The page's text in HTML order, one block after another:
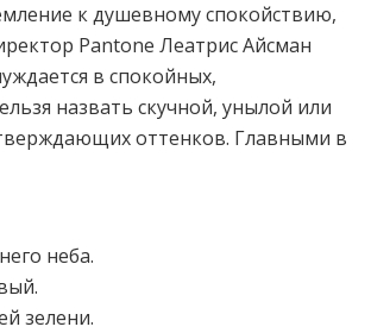
к душевному спокойствию,
Pantone Леатрис Айсман
в спокойных,
назвать скучной, унылой или
оттенков. Главными в
неба.
зелени.